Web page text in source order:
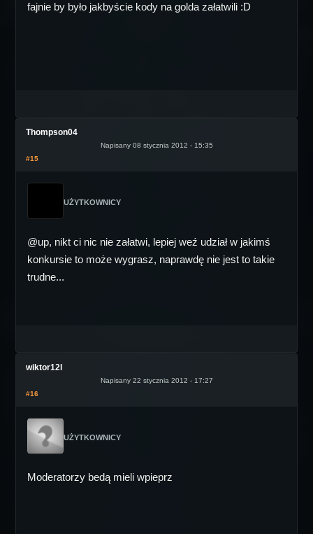
fajnie by było jakbyście kody na golda załatwili :D
Thompson04
Napisany 08 stycznia 2012 - 15:35
#15
UŻYTKOWNICY
@up, nikt ci nic nie załatwi, lepiej weź udział w jakimś
konkursie to może wygrasz, naprawdę nie jest to takie
trudne...
wiktor12l
Napisany 22 stycznia 2012 - 17:27
#16
UŻYTKOWNICY
Moderatorzy bedą mieli wpieprz